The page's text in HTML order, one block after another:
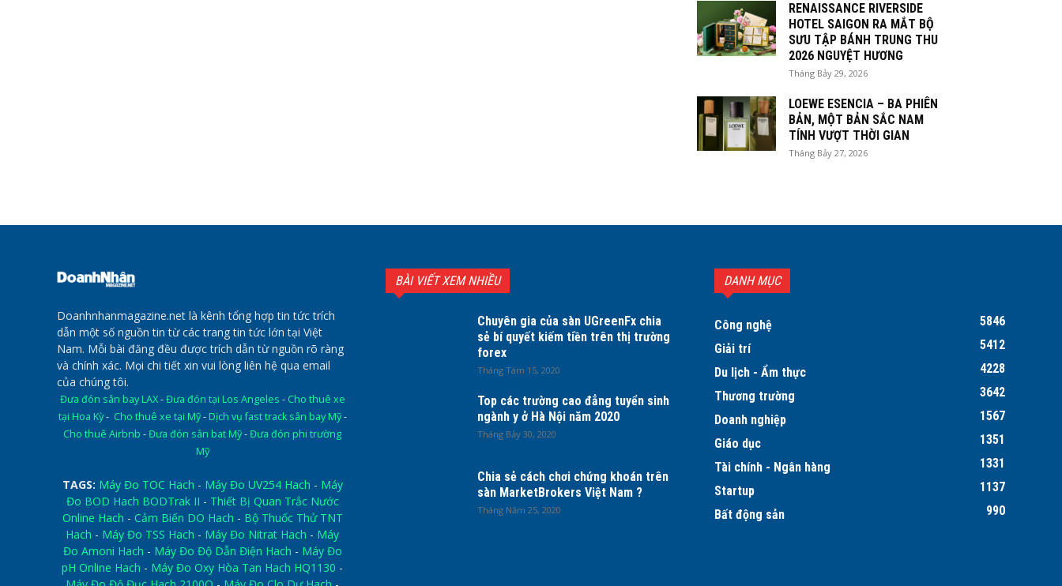
RENAISSANCE RIVERSIDE
HOTEL SAIGON RA MẮT BỘ
SƯU TẬP BÁNH TRUNG THU
2026 NGUYỆT HƯƠNG
Tháng Bảy 29, 2026
LOEWE ESENCIA – BA PHIÊN
BẢN, MỘT BẢN SẮC NAM
TÍNH VƯỢT THỜI GIAN
Tháng Bảy 27, 2026
Doanhnhanmagazine.net là kênh tổng hợp tin tức trích
dẫn một số nguồn tin từ các trang tin tức lớn tại Việt
Nam. Mỗi bài đăng đều được trích dẫn từ nguồn rõ ràng
và chính xác. Mọi chi tiết xin vui lòng liên hệ qua email
của chúng tôi.
Đưa đón sân bay LAX-Đưa đón tại Los Angeles - Cho thuê xe
tại Hoa Kỳ- Cho thuê xe tại Mỹ- Dịch vụ fast track sân bay Mỹ-
Cho thuê Airbnb -Đưa đón sân bat Mỹ-Đưa đón phi trường
Mỹ
TAGS: Máy Đo TOC Hach - Máy Đo UV254 Hach - Máy
Đo BOD Hach BODTrak II - Thiết Bị Quan Trắc Nước
Online Hach - Cảm Biến DO Hach - Bộ Thuốc Thử TNT
Hach - Máy Đo TSS Hach - Máy Đo Nitrat Hach - Máy
Đo Amoni Hach - Máy Đo Độ Dẫn Điện Hach - Máy Đo
pH Online Hach - Máy Đo Oxy Hòa Tan Hach HQ1130 -
BÀI VIẾT XEM NHIỀU
Chuyên gia của sàn UGreenFx chia
sẻ bí quyết kiếm tiền trên thị trường
forex
Tháng Tám 15, 2020
Top các trường cao đẳng tuyển sinh
ngành y ở Hà Nội năm 2020
Tháng Bảy 30, 2020
Chia sẻ cách chơi chứng khoán trên
sàn MarketBrokers Việt Nam ?
Tháng Năm 25, 2020
DANH MỤC
Công nghệ
5846
Giải trí
5412
Du lịch - Ẩm thực
4228
Thương trường
3642
Doanh nghiệp
1567
Giáo dục
1351
Tài chính - Ngân hàng
1331
Startup
1137
Bất động sản
990